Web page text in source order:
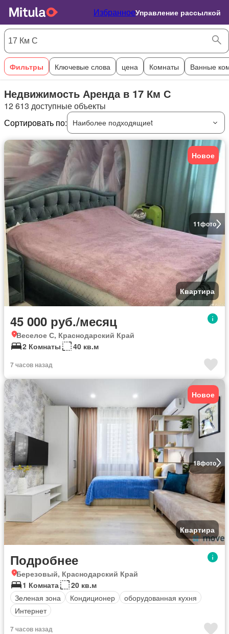
ИзбранноеУправление рассылкой
Фильтры Ключевые слова цена Комнаты Ванные
Недвижимость Аренда в 17 Км С
12 613 доступные объекты
Сортировать по:
Наиболее подходящиеt
11фото
Новое
Квартира
45 000 руб./месяц
Веселое С, Краснодарский Край
2 Комнаты
40 кв.м
7 часов назад
18фото
Новое
Квартира
Подробнее
Березовый, Краснодарский Край
1 Комната
20 кв.м
Зеленая зона
Кондиционер
оборудованная кухня
Интернет
7 часов назад